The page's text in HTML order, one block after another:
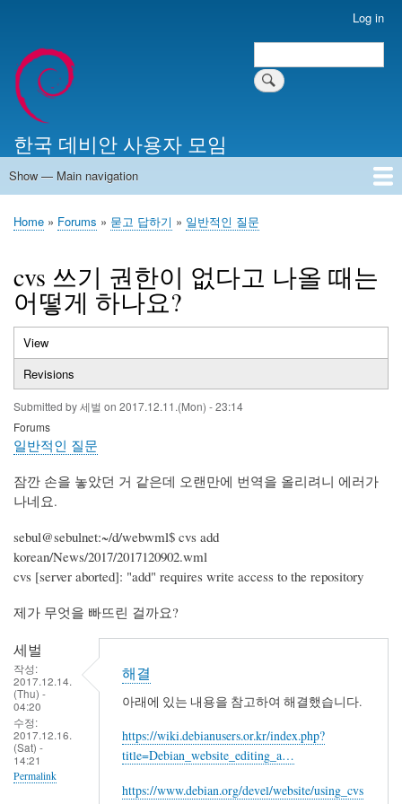
account
menu
Log in
Search
한국 데비안 사용자 모임
Main
Show — Main navigation
Home
알리는 말씀
최근 게시물
위키 문서
미러 서버
Breadcrumb
Home Forums 묻고 답하기 일반적인 질문
cvs 쓰기 권한이 없다고 나올 때는
어떻게 하나요?
Primary
tabs
View
tab)
Revisions
Submitted by세벌 on 2017.12.11.(Mon) - 23:14
Forums
일반적인 질문
잠깐 손을 놓았던 거 같은데 오랜만에 번역을 올리려니 에러가
나네요.
sebul@sebulnet:~/d/webwml$ cvs add
korean/News/2017/2017120902.wml
cvs [server aborted]: "add" requires write access to the repository
제가 무엇을 빠뜨린 걸까요?
세벌
작성:
2017.12.14.
(Thu) -
04:20
수정:
2017.12.16.
(Sat) -
14:21
Permalink
해결
아래에 있는 내용을 참고하여 해결했습니다.
https://wiki.debianusers.or.kr/index.php?
title=Debian_website_editing_a…
https://www.debian.org/devel/website/using_cvs